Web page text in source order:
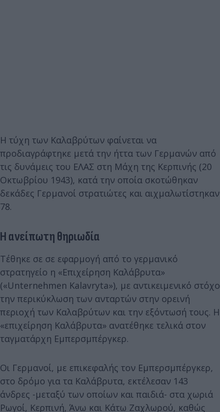
Η τύχη των Καλαβρύτων φαίνεται να
προδιαγράφτηκε μετά την ήττα των Γερμανών από
τις δυνάμεις του ΕΛΑΣ στη Μάχη της Κερπινής (20
Οκτωβρίου 1943), κατά την οποία σκοτώθηκαν
δεκάδες Γερμανοί στρατιώτες και αιχμαλωτίστηκαν
78.
Η ανείπωτη θηριωδία
Τέθηκε σε σε εφαρμογή από το γερμανικό
στρατηγείο η «Επιχείρηση Καλάβρυτα»
(«Unternehmen Kalavryta»), με αντικειμενικό στόχο
την περικύκλωση των ανταρτών στην ορεινή
περιοχή των Καλαβρύτων και την εξόντωσή τους. Η
«επιχείρηση Καλάβρυτα» ανατέθηκε τελικά στον
ταγματάρχη Εμπερσμπέργκερ.
Οι Γερμανοί, με επικεφαλής τον Εμπερσμπέργκερ,
στο δρόμο για τα Καλάβρυτα, εκτέλεσαν 143
άνδρες -μεταξύ των οποίων και παιδιά- στα χωριά
Ρωγοί, Κερπινή, Άνω και Κάτω Ζαχλωρού, καθώς